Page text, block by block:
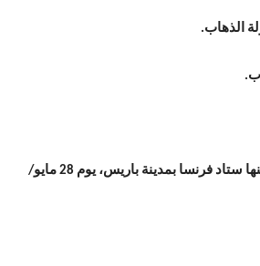
المباراة النهائية سيحتضنها ستاد فرنسا بمدينة باريس، يوم 28 مايو/